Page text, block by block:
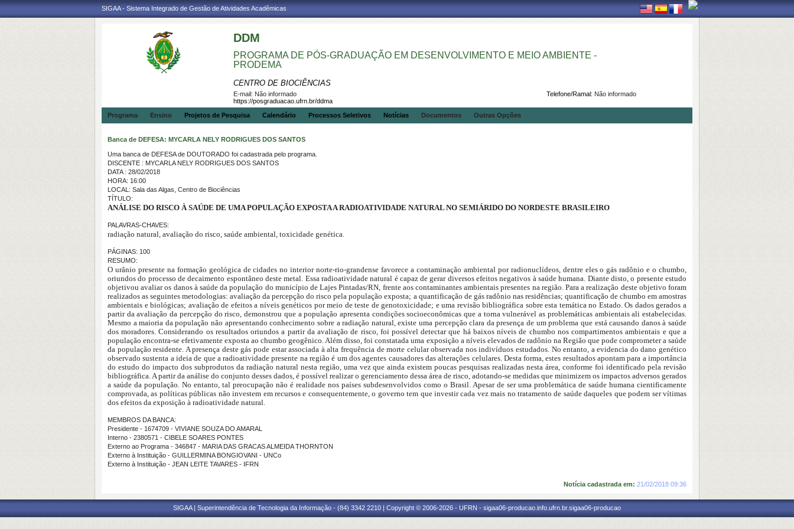
SIGAA - Sistema Integrado de Gestão de Atividades Acadêmicas
DDM
PROGRAMA DE PÓS-GRADUAÇÃO EM DESENVOLVIMENTO E MEIO AMBIENTE -
PRODEMA
CENTRO DE BIOCIÊNCIAS
Telefone/Ramal: Não informado
E-mail: Não informado
https://posgraduacao.ufrn.br/ddma
Programa
Ensino Projetos de Pesquisa Calendário Processos Seletivos Notícias Documentos Outras Opções
Banca de DEFESA: MYCARLA NELY RODRIGUES DOS SANTOS
Uma banca de DEFESA de DOUTORADO foi cadastrada pelo programa.
DISCENTE : MYCARLA NELY RODRIGUES DOS SANTOS
DATA : 28/02/2018
HORA: 16:00
LOCAL: Sala das Algas, Centro de Biociências
TÍTULO:
ANÁLISE DO RISCO À SAÚDE DE UMA POPULAÇÃO EXPOSTA A RADIOATIVIDADE NATURAL NO SEMIÁRIDO DO NORDESTE BRASILEIRO
PALAVRAS-CHAVES:
radiação natural, avaliação do risco, saúde ambiental, toxicidade genética.
PÁGINAS: 100
RESUMO:
O urânio presente na formação geológica de cidades no interior norte-rio-grandense favorece a contaminação ambiental por radionuclídeos, dentre eles o gás radônio e o chumbo,
oriundos do processo de decaimento espontâneo deste metal. Essa radioatividade natural é capaz de gerar diversos efeitos negativos à saúde humana. Diante disto, o presente estudo
objetivou avaliar os danos à saúde da população do município de Lajes Pintadas/RN, frente aos contaminantes ambientais presentes na região. Para a realização deste objetivo foram
realizados as seguintes metodologias: avaliação da percepção do risco pela população exposta; a quantificação de gás radônio nas residências; quantificação de chumbo em amostras
ambientais e biológicas; avaliação de efeitos a níveis genéticos por meio de teste de genotoxicidade; e uma revisão bibliográfica sobre esta temática no Estado. Os dados gerados a
partir da avaliação da percepção do risco, demonstrou que a população apresenta condições socioeconômicas que a torna vulnerável as problemáticas ambientais ali estabelecidas.
Mesmo a maioria da população não apresentando conhecimento sobre a radiação natural, existe uma percepção clara da presença de um problema que está causando danos à saúde
dos moradores. Considerando os resultados oriundos a partir da avaliação de risco, foi possível detectar que há baixos níveis de chumbo nos compartimentos ambientais e que a
população encontra-se efetivamente exposta ao chumbo geogênico. Além disso, foi constatada uma exposição a níveis elevados de radônio na Região que pode comprometer a saúde
da população residente. A presença deste gás pode estar associada à alta frequência de morte celular observada nos indivíduos estudados. No entanto, a evidencia do dano genético
observado sustenta a ideia de que a radioatividade presente na região é um dos agentes causadores das alterações celulares. Desta forma, estes resultados apontam para a importância
do estudo do impacto dos subprodutos da radiação natural nesta região, uma vez que ainda existem poucas pesquisas realizadas nesta área, conforme foi identificado pela revisão
bibliográfica. A partir da análise do conjunto desses dados, é possível realizar o gerenciamento dessa área de risco, adotando-se medidas que minimizem os impactos adversos gerados
a saúde da população. No entanto, tal preocupação não é realidade nos países subdesenvolvidos como o Brasil. Apesar de ser uma problemática de saúde humana cientificamente
comprovada, as políticas públicas não investem em recursos e consequentemente, o governo tem que investir cada vez mais no tratamento de saúde daqueles que podem ser vítimas
dos efeitos da exposição à radioatividade natural.
MEMBROS DA BANCA:
Presidente - 1674709 - VIVIANE SOUZA DO AMARAL
Interno - 2380571 - CIBELE SOARES PONTES
Externo ao Programa - 346847 - MARIA DAS GRACAS ALMEIDA THORNTON
Externo à Instituição - GUILLERMINA BONGIOVANI - UNCo
Externo à Instituição - JEAN LEITE TAVARES - IFRN
Notícia cadastrada em: 21/02/2018 09:36
SIGAA | Superintendência de Tecnologia da Informação - (84) 3342 2210 | Copyright © 2006-2026 - UFRN - sigaa06-producao.info.ufrn.br.sigaa06-producao